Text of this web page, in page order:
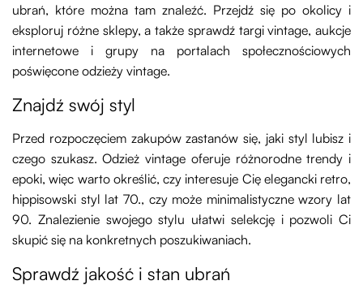
ubrań, które można tam znaleźć. Przejdź się po okolicy i
eksploruj różne sklepy, a także sprawdź targi vintage, aukcje
internetowe i grupy na portalach społecznościowych
poświęcone odzieży vintage.
Znajdź swój styl
Przed rozpoczęciem zakupów zastanów się, jaki styl lubisz i
czego szukasz. Odzież vintage oferuje różnorodne trendy i
epoki, więc warto określić, czy interesuje Cię elegancki retro,
hippisowski styl lat 70., czy może minimalistyczne wzory lat
90. Znalezienie swojego stylu ułatwi selekcję i pozwoli Ci
skupić się na konkretnych poszukiwaniach.
Sprawdź jakość i stan ubrań